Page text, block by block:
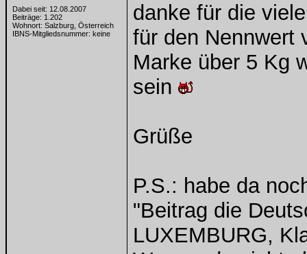
Dabei seit: 12.08.2007
Beiträge: 1.202
Wohnort: Salzburg, Österreich
IBNS-Mitgliedsnummer: keine
danke für die
für den Nennwert
Marke über 5 Kg
sein
Grüße
P.S.: habe da
"Beitrag die
LUXEMBURG,